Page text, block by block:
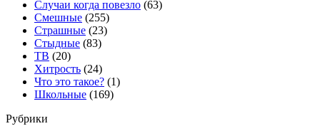
Случаи когда повезло (63)
Смешные (255)
Страшные (23)
Стыдные (83)
ТВ (20)
Хитрость (24)
Что это такое? (1)
Школьные (169)
Рубрики